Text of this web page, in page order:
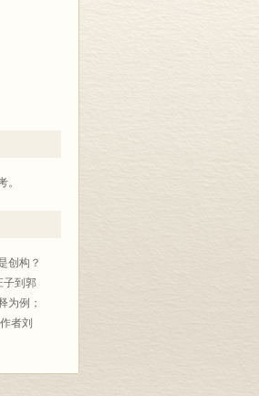
。
创构？
子到郭
为例；
者刘